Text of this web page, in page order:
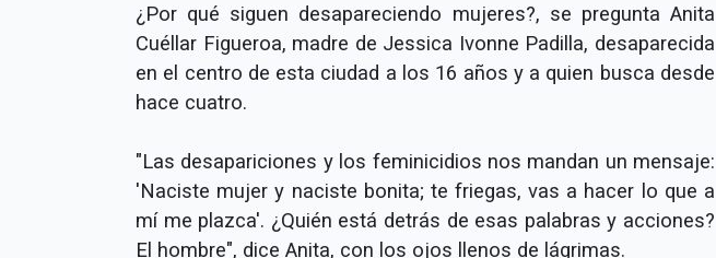
¿Por qué siguen desapareciendo mujeres?, se pregunta Anita
Cuéllar Figueroa, madre de Jessica Ivonne Padilla, desaparecida
en el centro de esta ciudad a los 16 años y a quien busca desde
hace cuatro.
"Las desapariciones y los feminicidios nos mandan un mensaje:
'Naciste mujer y naciste bonita; te friegas, vas a hacer lo que a
mí me plazca'. ¿Quién está detrás de esas palabras y acciones?
El hombre", dice Anita, con los ojos llenos de lágrimas.